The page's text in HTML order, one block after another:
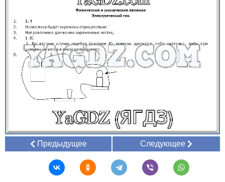
Предыдущее Следующее